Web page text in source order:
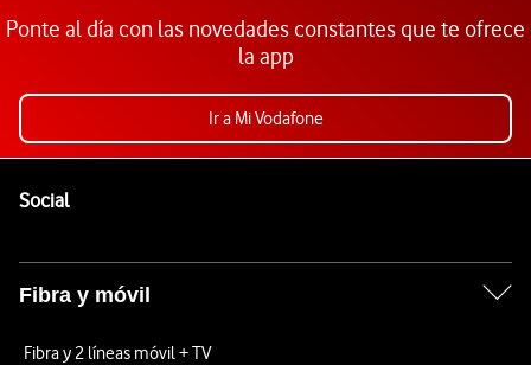
Ponte al día con las novedades constantes que te ofrece
la app
Ir a Mi Vodafone
SocialEnlaces a las redes sociales de Vodafone
Fibra y móvil
Fibra y 2 líneas móvil + TV